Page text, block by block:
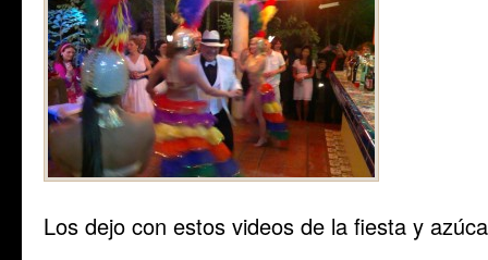
Los dejo con estos videos de la fiesta y